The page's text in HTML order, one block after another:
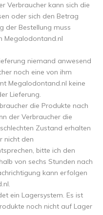
Verbraucher kann sich die
oder sich den Betrag
der Bestellung muss
Megalodontand.nl
niemand anwesend
noch eine von ihm
Megalodontand.nl keine
Lieferung.
die Produkte nach
der Verbraucher die
Zustand erhalten
nicht den
bitte ich den
von sechs Stunden nach
kann erfolgen
.
ein Lagersystem. Es ist
noch nicht auf Lager